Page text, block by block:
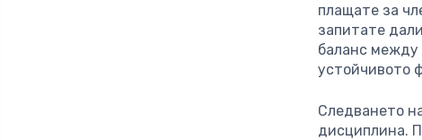
плащате за
запитате
баланс между
устойчивото
Следването
дисциплина.